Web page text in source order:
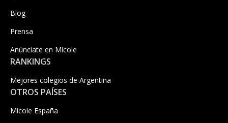
Blog
Prensa
Anúnciate en Micole
RANKINGS
Mejores colegios de Argentina
OTROS PAÍSES
Micole España